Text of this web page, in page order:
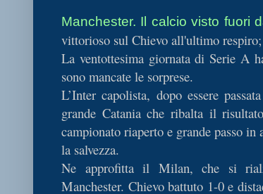
Manchester. Il calcio visto fuori
vittorioso sul Chievo all'ultimo
La ventottesima giornata di Serie A
sono mancate le sorprese.
L’Inter capolista, dopo essere
grande Catania che ribalta il
campionato riaperto e grande passo in
la salvezza.
Ne approfitta il Milan, che si
Manchester. Chievo battuto 1-0 e